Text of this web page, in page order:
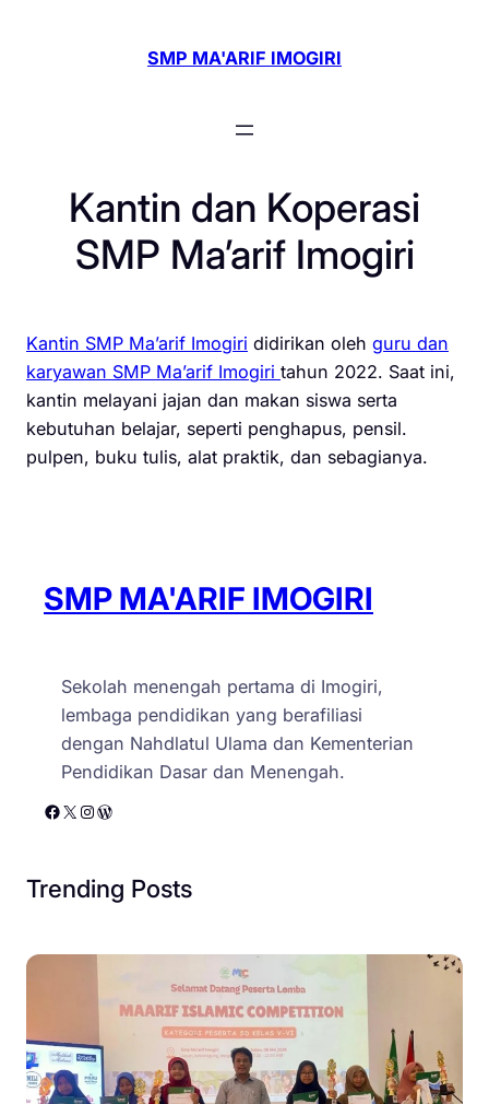
SMP MA'ARIF IMOGIRI
Kantin dan Koperasi
SMP Ma’arif Imogiri
Kantin SMP Ma’arif Imogiri didirikan oleh guru dan
karyawan SMP Ma’arif Imogiri tahun 2022. Saat ini,
kantin melayani jajan dan makan siswa serta
kebutuhan belajar, seperti penghapus, pensil.
pulpen, buku tulis, alat praktik, dan sebagianya.
SMP MA'ARIF IMOGIRI
Sekolah menengah pertama di Imogiri,
lembaga pendidikan yang berafiliasi
dengan Nahdlatul Ulama dan Kementerian
Pendidikan Dasar dan Menengah.
Facebook X Instagram WordPress
Trending Posts